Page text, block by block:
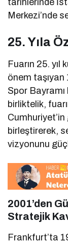
tarihlerinde
Merkezi’nde
25. Yıla
Fuarın 25. yıl
önem taşıyan
Spor
birliktelik,
birleştirerek,
vizyonunu
2001’den
Stratejik
Frankfurt’ta